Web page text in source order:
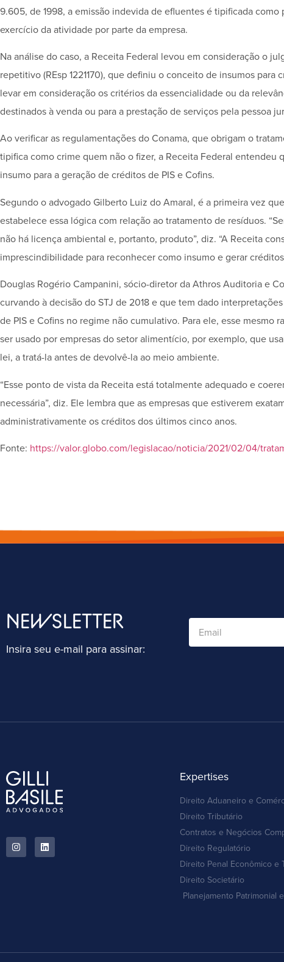
9.605, de 1998, a emissão indevida de efluentes é tipificada
exercício da atividade por parte da empresa.
Na análise do caso, a Receita Federal levou em consideração o
repetitivo (REsp 1221170), que definiu o conceito de insumos para
levar em consideração os critérios da essencialidade ou da
destinados à venda ou para a prestação de serviços pela pessoa
Ao verificar as regulamentações do Conama, que obrigam o
tipifica como crime quem não o fizer, a Receita Federal entendeu
insumo para a geração de créditos de PIS e Cofins.
Segundo o advogado Gilberto Luiz do Amaral, é a primeira vez
estabelece essa lógica com relação ao tratamento de resíduos.
não há licença ambiental e, portanto, produto”, diz. “A Receita
imprescindibilidade para reconhecer como insumo e gerar créditos
Douglas Rogério Campanini, sócio-diretor da Athros Auditoria e
curvando à decisão do STJ de 2018 e que tem dado
de PIS e Cofins no regime não cumulativo. Para ele, esse mesmo
ser usado por empresas do setor alimentício, por exemplo, que
lei, a tratá-la antes de devolvê-la ao meio ambiente.
“Esse ponto de vista da Receita está totalmente adequado e
necessária”, diz. Ele lembra que as empresas que estiverem
administrativamente os créditos dos últimos cinco anos.
Fonte: https://valor.globo.com/legislacao/noticia/2021/02/04/
NEWSLETTER
Insira seu e-mail para assinar:
Expertises
Direito Aduaneiro e
Direito Tributário
Contratos e Negócios
Direito Regulatório
Direito Penal Econômico e
Direito Societário
Planejamento Patrimonial